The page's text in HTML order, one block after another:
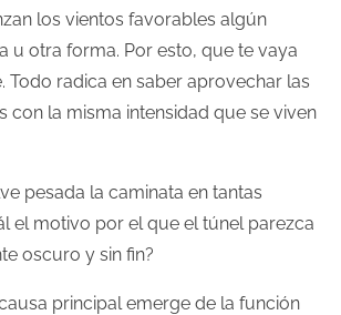
los vientos favorables algún
u otra forma. Por esto, que te vaya
Todo radica en saber aprovechar las
con la misma intensidad que se viven
pesada la caminata en tantas
el motivo por el que el túnel parezca
oscuro y sin fin?
principal emerge de la función